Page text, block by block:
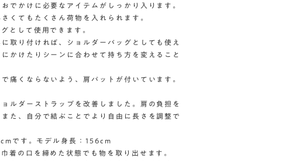
でかけに必要なアイテムがしっかり入ります。
くてもたくさん荷物を入れられます。
として使用できます。
取り付ければ、ショルダーバッグとしても使え
かけたりシーンに合わせて持ち方を変えること
痛くならないよう、肩パットが付いています。
ルダーストラップを改善しました。肩の負担を
た、自分で結ぶことでより自由に長さを調整で
です。モデル身長：156cm
着の口を締めた状態でも物を取り出せます。